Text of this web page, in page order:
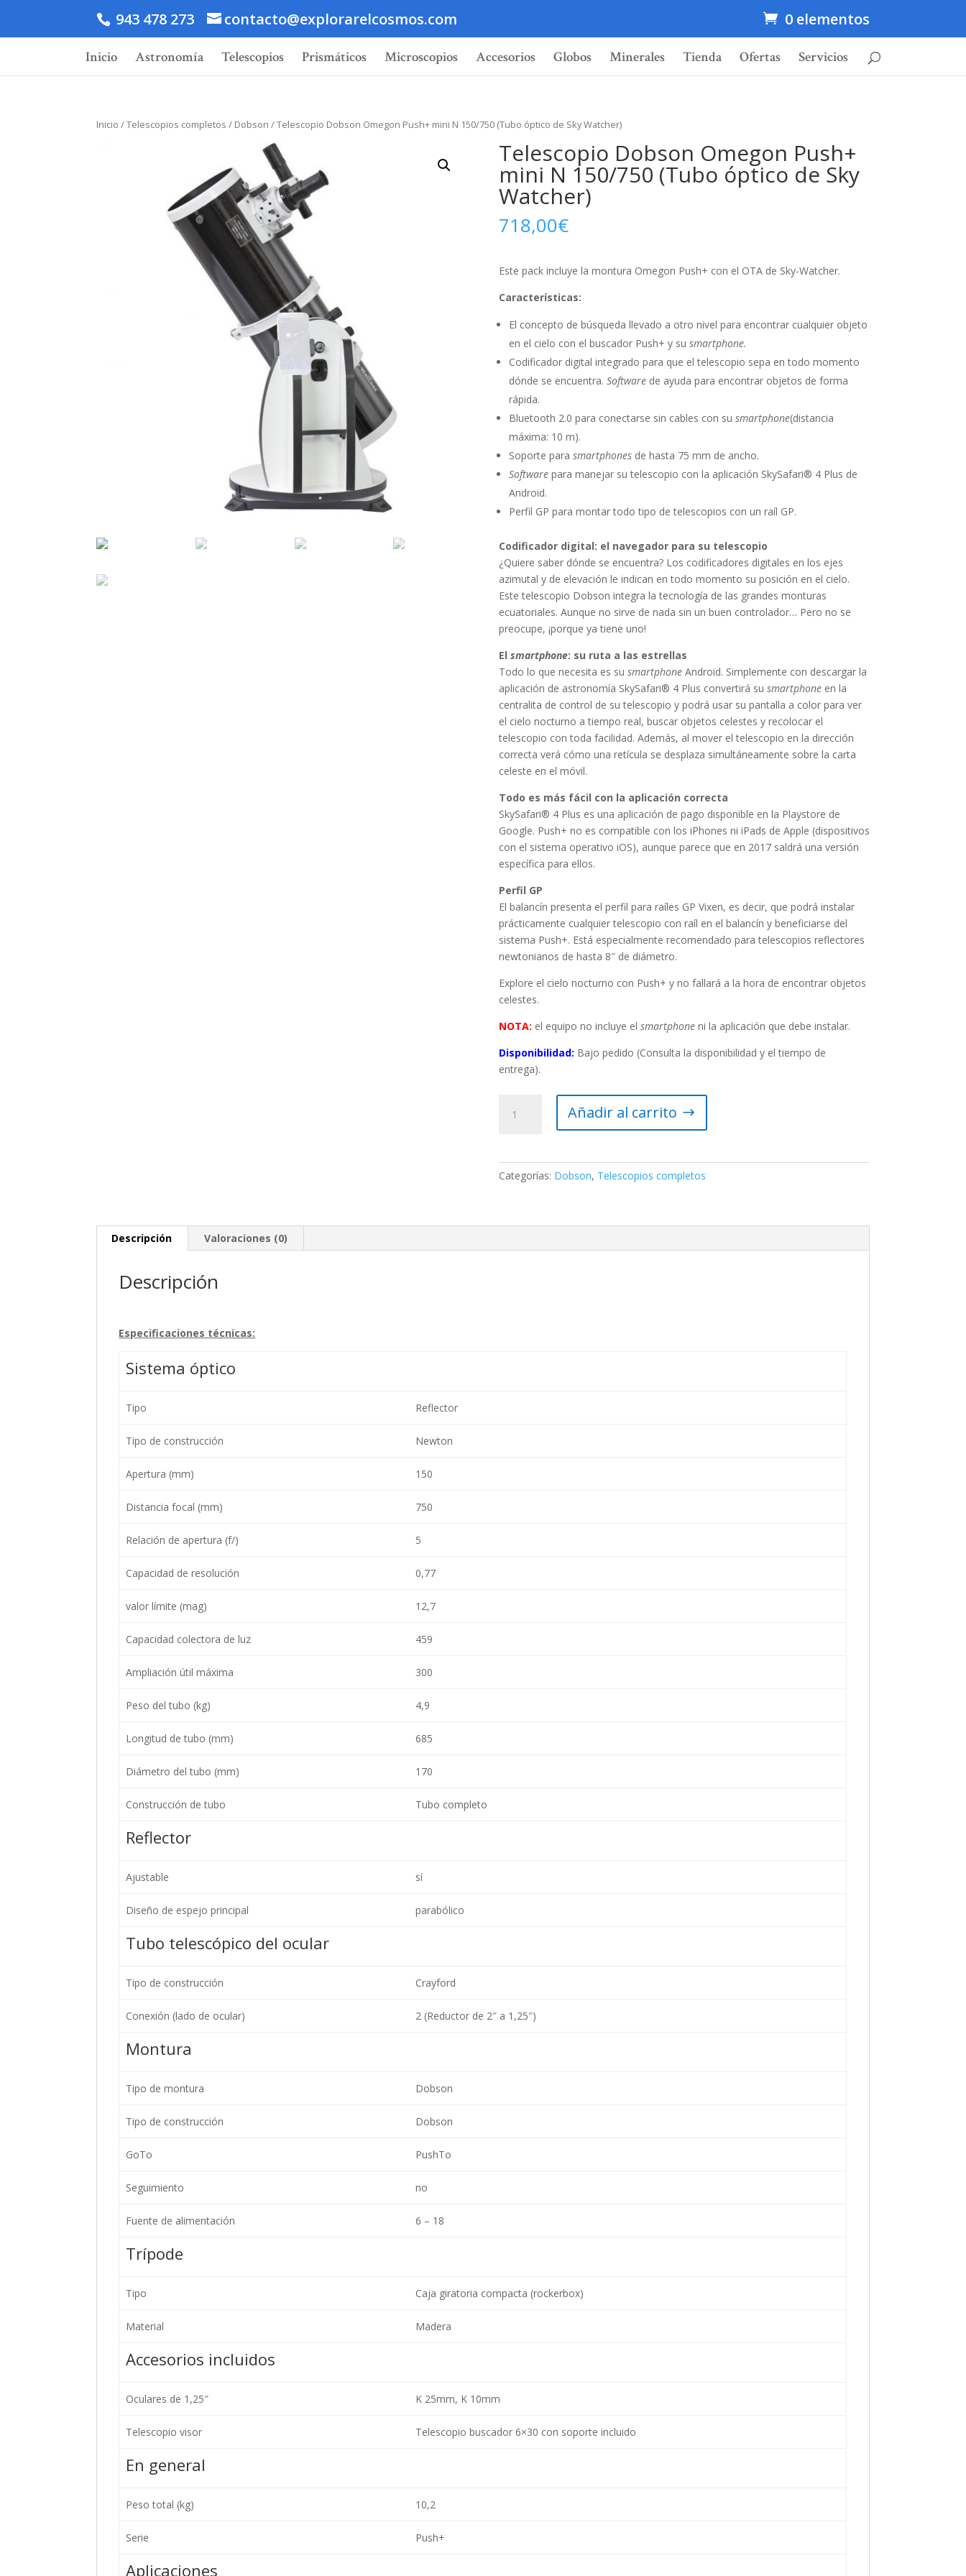
943 478 273 contacto@explorarelcosmos.com 0 elementos
Inicio Astronomía Telescopios Prismáticos Microscopios Accesorios Globos Minerales Tienda Ofertas Servicios
Inicio /Telescopios completos / Dobson / Telescopio Dobson Omegon Push+ mini N 150/750 (Tubo óptico de Sky Watcher)
Telescopio Dobson Omegon Push+
mini N 150/750 (Tubo óptico de Sky
Watcher)
718,00€
Este pack incluye la montura Omegon Push+ con el OTA de Sky-Watcher.
Características:
El concepto de búsqueda llevado a otro nivel para encontrar cualquier objeto
en el cielo con el buscador Push+ y su smartphone.
Codificador digital integrado para que el telescopio sepa en todo momento
dónde se encuentra. Softwarede ayuda para encontrar objetos de forma
rápida.
Bluetooth 2.0 para conectarse sin cables con su smartphone(distancia
máxima: 10 m).
Soporte para smartphonesde hasta 75 mm de ancho.
Softwarepara manejar su telescopio con la aplicación SkySafari® 4 Plus de
Android.
Perfil GP para montar todo tipo de telescopios con un raíl GP.
Codificador digital: el navegador para su telescopio
¿Quiere saber dónde se encuentra? Los codificadores digitales en los ejes
azimutal y de elevación le indican en todo momento su posición en el cielo.
Este telescopio Dobson integra la tecnología de las grandes monturas
ecuatoriales. Aunque no sirve de nada sin un buen controlador… Pero no se
preocupe, ¡porque ya tiene uno!
El smartphone: su ruta a las estrellas
Todo lo que necesita es su smartphoneAndroid. Simplemente con descargar la
aplicación de astronomía SkySafari® 4 Plus convertirá su smartphoneen la
centralita de control de su telescopio y podrá usar su pantalla a color para ver
el cielo nocturno a tiempo real, buscar objetos celestes y recolocar el
telescopio con toda facilidad. Además, al mover el telescopio en la dirección
correcta verá cómo una retícula se desplaza simultáneamente sobre la carta
celeste en el móvil.
Todo es más fácil con la aplicación correcta
SkySafari® 4 Plus es una aplicación de pago disponible en la Playstore de
Google. Push+ no es compatible con los iPhones ni iPads de Apple (dispositivos
con el sistema operativo iOS), aunque parece que en 2017 saldrá una versión
específica para ellos.
Perfil GP
El balancín presenta el perfil para raíles GP Vixen, es decir, que podrá instalar
prácticamente cualquier telescopio con raíl en el balancín y beneficiarse del
sistema Push+. Está especialmente recomendado para telescopios reflectores
newtonianos de hasta 8″ de diámetro.
Explore el cielo nocturno con Push+ y no fallará a la hora de encontrar objetos
celestes.
NOTA: el equipo no incluye el smartphoneni la aplicación que debe instalar.
Disponibilidad: Bajo pedido (Consulta la disponibilidad y el tiempo de
entrega).
Dobson
de
Añadir al carrito
Categorías: Dobson, Telescopios completos
Descripción Valoraciones (0)
Descripción
Especificaciones técnicas:
Sistema óptico
Tipo Reflector
Tipo de construcción Newton
Apertura (mm) 150
Distancia focal (mm) 750
Relación de apertura (f/) 5
Capacidad de resolución 0,77
valor límite (mag) 12,7
Capacidad colectora de luz 459
Ampliación útil máxima 300
Peso del tubo (kg) 4,9
Longitud de tubo (mm) 685
Diámetro del tubo (mm) 170
Construcción de tubo Tubo completo
Reflector
Ajustable sí
Diseño de espejo principal parabólico
Tubo telescópico del ocular
Tipo de construcción Crayford
Conexión (lado de ocular) 2 (Reductor de 2″ a 1,25″)
Montura
Tipo de montura Dobson
Tipo de construcción Dobson
GoTo PushTo
Seguimiento no
Fuente de alimentación 6 – 18
Trípode
Tipo Caja giratoria compacta (rockerbox)
Material Madera
Accesorios incluidos
Oculares de 1,25″ K 25mm, K 10mm
Telescopio visor Telescopio buscador 6×30 con soporte incluido
En general
Peso total (kg) 10,2
Serie Push+
Aplicaciones